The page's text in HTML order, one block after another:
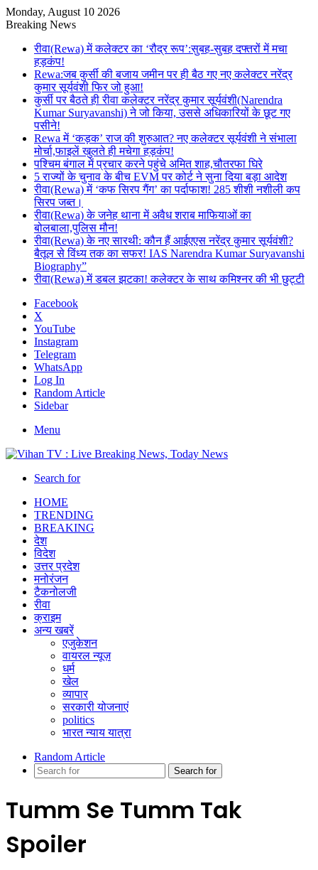
Monday, August 10 2026
Breaking News
रीवा(Rewa) में कलेक्टर का ‘रौद्र रूप’:सुबह-सुबह दफ्तरों में मचा
हड़कंप!
Rewa:जब कुर्सी की बजाय जमीन पर ही बैठ गए नए कलेक्टर नरेंद्र
कुमार सूर्यवंशी फिर जो हुआ!
कुर्सी पर बैठते ही रीवा कलेक्टर नरेंद्र कुमार सूर्यवंशी(Narendra
Kumar Suryavanshi) ने जो किया, उससे अधिकारियों के छूट गए
पसीने!
Rewa में ‘कड़क’ राज की शुरुआत? नए कलेक्टर सूर्यवंशी ने संभाला
मोर्चा,फाइलें खुलते ही मचेगा हड़कंप!
पश्चिम बंगाल में प्रचार करने पहुंचे अमित शाह,चौतरफा घिरे
5 राज्यों के चुनाव के बीच EVM पर कोर्ट ने सुना दिया बड़ा आदेश
रीवा(Rewa) में ‘कफ सिरप गैंग’ का पर्दाफाश! 285 शीशी नशीली कप
सिरप जब्त।
रीवा(Rewa) के जनेह थाना में अवैध शराब माफियाओं का
बोलबाला,पुलिस मौन!
रीवा(Rewa) के नए सारथी: कौन हैं आईएएस नरेंद्र कुमार सूर्यवंशी?
बैतूल से विंध्य तक का सफर! IAS Narendra Kumar Suryavanshi
Biography”
रीवा(Rewa) में डबल झटका! कलेक्टर के साथ कमिश्नर की भी छुट्टी
Facebook
X
YouTube
Instagram
Telegram
WhatsApp
Log In
Random Article
Sidebar
Menu
Search for
HOME
TRENDING
BREAKING
देश
विदेश
उत्तर प्रदेश
मनोरंजन
टैकनोलजी
रीवा
क्राइम
अन्य खबरें
एजुकेशन
वायरल न्यूज़
धर्म
खेल
व्यापार
सरकारी योजनाएं
politics
भारत न्याय यात्रा
Random Article
Search for
Tumm Se Tumm Tak
Spoiler